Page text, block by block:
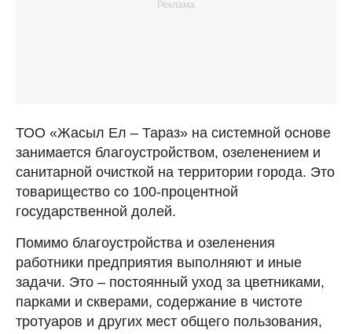
ТОО «Жасыл Ел – Тараз» на системной основе
занимается благоустройством, озеленением и
санитарной очисткой на территории города. Это
товарищество со 100-процентной
государственной долей.
Помимо благоустройства и озеленения
работники предприятия выполняют и иные
задачи. Это – постоянный уход за цветниками,
парками и скверами, содержание в чистоте
тротуаров и других мест общего пользования,